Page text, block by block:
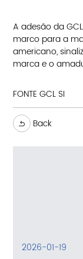
A adesão da
marco para a
americano,
marca e o
FONTE GCL SI
Back
2026-01-19